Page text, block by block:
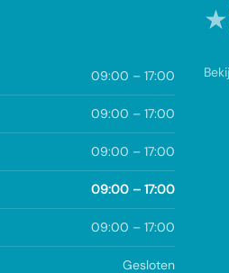
09:00 – 17:00
09:00 – 17:00
09:00 – 17:00
09:00 – 17:00
09:00 – 17:00
Gesloten
★